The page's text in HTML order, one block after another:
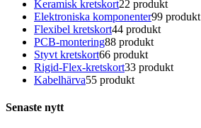
Keramisk kretskort22 produkt
Elektroniska komponenter99 produkt
Flexibel kretskort44 produkt
PCB-montering88 produkt
Styvt kretskort66 produkt
Rigid-Flex-kretskort33 produkt
Kabelhärva55 produkt
Senaste nytt